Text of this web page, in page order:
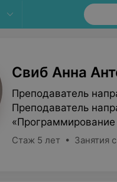
Свиб Анна
Преподаватель
Преподаватель
«Программирование
Стаж 5 лет • Занятия